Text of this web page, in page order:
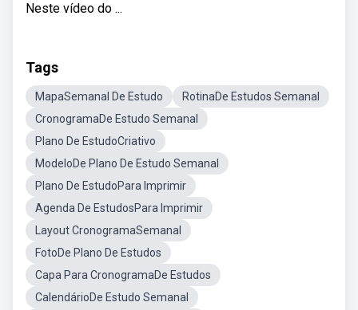
Neste vídeo do ...
Tags
MapaSemanal De Estudo
RotinaDe Estudos Semanal
CronogramaDe Estudo Semanal
Plano De EstudoCriativo
ModeloDe Plano De Estudo Semanal
Plano De EstudoPara Imprimir
Agenda De EstudosPara Imprimir
Layout CronogramaSemanal
FotoDe Plano De Estudos
Capa Para CronogramaDe Estudos
CalendárioDe Estudo Semanal